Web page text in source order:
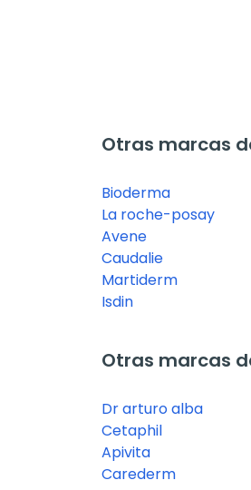
Otras marcas
Bioderma
La roche-posay
Avene
Caudalie
Martiderm
Isdin
Otras marcas
Dr arturo alba
Cetaphil
Apivita
Carederm